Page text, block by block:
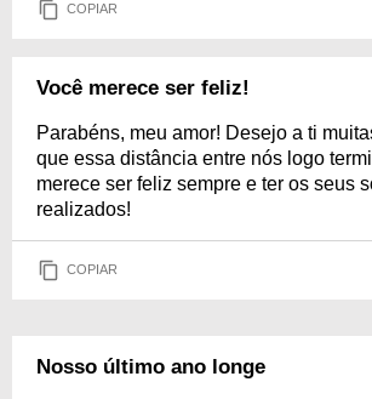
COPIAR
Você merece ser feliz!
Parabéns, meu amor! Desejo a ti
que essa distância entre nós logo
merece ser feliz sempre e ter os seus
realizados!
COPIAR
Nosso último ano longe